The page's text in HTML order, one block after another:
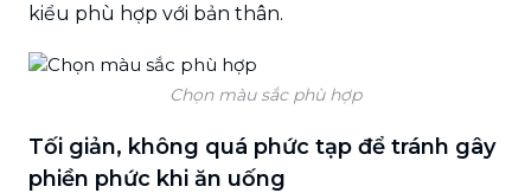
kiểu phù hợp với bản thân.
Chọn màu sắc phù hợp
Tối giản, không quá phức tạp để tránh gây
phiền phức khi ăn uống